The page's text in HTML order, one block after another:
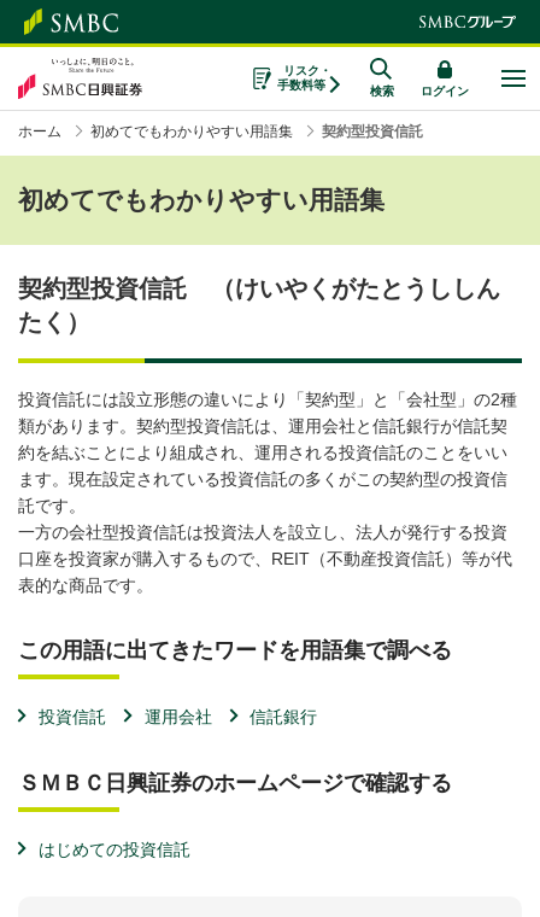
リスク・
手数料等
検索 ログイン
ホーム 初めてでもわかりやすい用語集 契約型投資信託
初めてでもわかりやすい用語集
契約型投資信託 （けいやくがたとうししん
たく）
投資信託には設立形態の違いにより「契約型」と「会社型」の2種
類があります。契約型投資信託は、運用会社と信託銀行が信託契
約を結ぶことにより組成され、運用される投資信託のことをいい
ます。現在設定されている投資信託の多くがこの契約型の投資信
託です。
一方の会社型投資信託は投資法人を設立し、法人が発行する投資
口座を投資家が購入するもので、REIT（不動産投資信託）等が代
表的な商品です。
この用語に出てきたワードを用語集で調べる
投資信託 運用会社 信託銀行
ＳＭＢＣ日興証券のホームページで確認する
はじめての投資信託